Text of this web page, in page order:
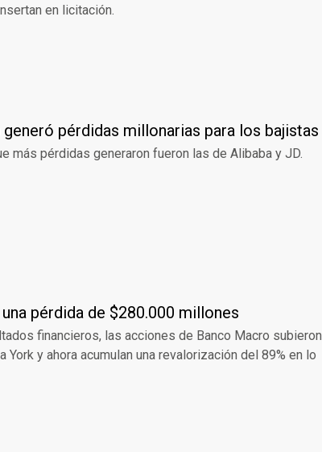
en licitación.
pérdidas millonarias para los bajistas
más pérdidas generaron fueron las de Alibaba y JD.
pérdida de $280.000 millones
financieros, las acciones de Banco Macro subieron
York y ahora acumulan una revalorización del 89% en lo